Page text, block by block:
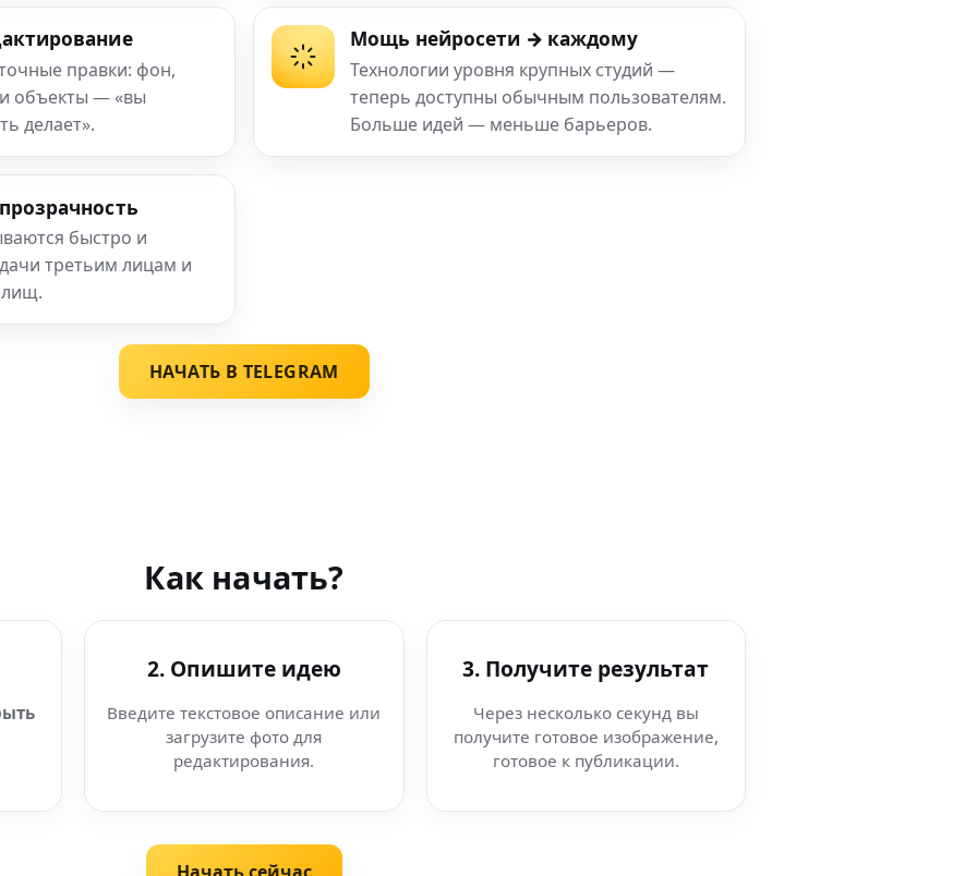
правки: фон,
объекты — «вы
делает».
Мощь нейросети → каждому
Технологии уровня крупных студий —
теперь доступны обычным пользователям.
Больше идей — меньше барьеров.
быстро и
третьим лицам и
НАЧАТЬ В TELEGRAM
Как начать?
2. Опишите идею
Введите текстовое описание или
загрузите фото для
редактирования.
3. Получите результат
Через несколько секунд вы
получите готовое изображение,
готовое к публикации.